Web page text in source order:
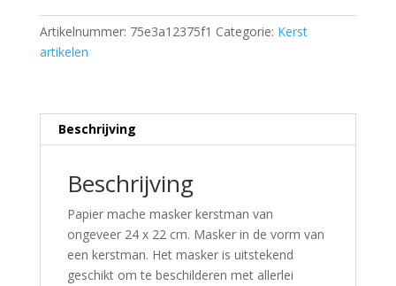
Artikelnummer: 75e3a12375f1 Categorie: Kerst
artikelen
Beschrijving
Beschrijving
Papier mache masker kerstman van
ongeveer 24 x 22 cm. Masker in de vorm van
een kerstman. Het masker is uitstekend
geschikt om te beschilderen met allerlei